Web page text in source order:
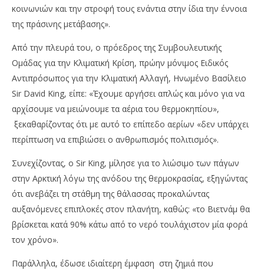
κοινωνιών και την στροφή τους ενάντια στην ίδια την έννοια
της πράσινης μετάβασης».
Από την πλευρά του, ο πρόεδρος της Συμβουλευτικής
Ομάδας για την Κλιματική Κρίση, πρώην μόνιμος Ειδικός
Αντιπρόσωπος για την Κλιματική Αλλαγή, Ηνωμένο Βασίλειο
Sir David King, είπε: «Έχουμε αργήσει απλώς και μόνο για να
αρχίσουμε να μειώνουμε τα αέρια του θερμοκηπίου»,
ξεκαθαρίζοντας ότι με αυτό το επίπεδο αερίων «δεν υπάρχει
περίπτωση να επιβιώσει ο ανθρωπισμός πολιτισμός».
Συνεχίζοντας, ο Sir King, μίλησε για το λιώσιμο των πάγων
στην Αρκτική λόγω της ανόδου της θερμοκρασίας, εξηγώντας
ότι ανεβάζει τη στάθμη της θάλασσας προκαλώντας
αυξανόμενες επιπλοκές στον πλανήτη, καθώς: «το Βιετνάμ θα
βρίσκεται κατά 90% κάτω από το νερό τουλάχιστον μία φορά
τον χρόνο».
Παράλληλα, έδωσε ιδιαίτερη έμφαση στη ζημιά που